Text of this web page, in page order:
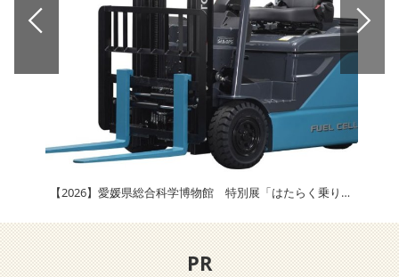
【2026】愛媛県総合科学博物館 特別展「はたらく乗り物ワンダーランド」
PR